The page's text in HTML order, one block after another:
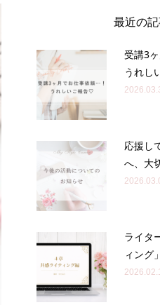
最近の
受講3
うれし
応援し
へ、大
ライタ
ィング